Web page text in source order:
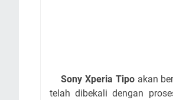
Sony Xperia Tipoakan
telah dibekali dengan